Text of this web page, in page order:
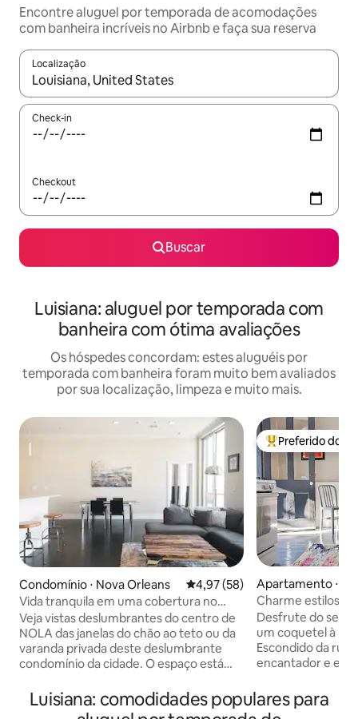
Encontre aluguel por temporada de acomodações
com banheira incríveis no Airbnb e faça sua reserva
Localização
Quando os resultados estiverem disponíveis, explore-os
Check-in
Checkout
Buscar
Luisiana: aluguel por temporada com
banheira com ótima avaliações
Os hóspedes concordam: estes aluguéis por
temporada com banheira foram muito bem avaliados
por sua localização, limpeza e muito mais.
Condomínio ⋅ Nova Orleans 4,97 de uma avaliação média
4,97 (58)
Vida tranquila em uma cobertura no
centro da cidade com terraço privativo
Veja vistas deslumbrantes do centro de
NOLA das janelas do chão ao teto ou da
varanda privada deste deslumbrante
condomínio da cidade. O espaço está
comodidades modernas e é ótimo para
famílias ou grupos. A uma curta distância
Entre os
Preferido dos
Apartamento ⋅
s
Charme estiloso
caça dupla de
Desfrute do seu
um coquetel à
Escondido da
encantador e
uma banheira
toda parte.
Luisiana: comodidades populares para